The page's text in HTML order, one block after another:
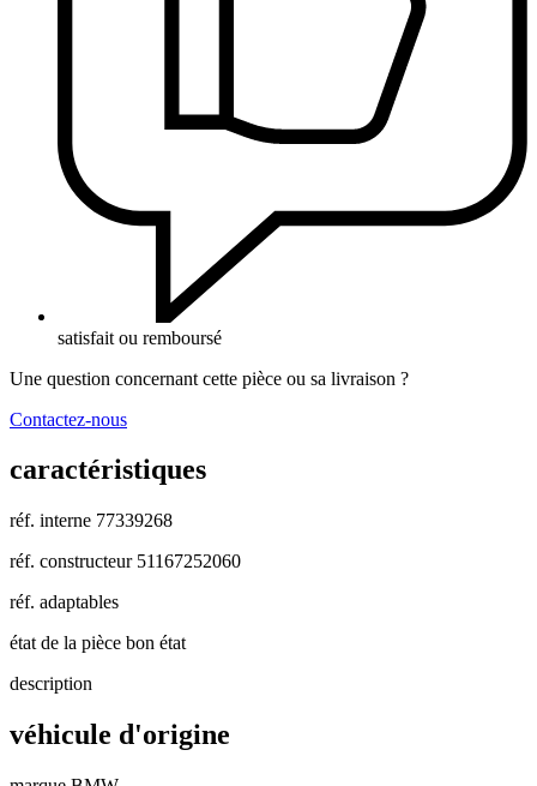
satisfait ou remboursé
Une question concernant cette pièce ou sa livraison ?
Contactez-nous
caractéristiques
réf. interne 77339268
réf. constructeur 51167252060
réf. adaptables
état de la pièce bon état
description
véhicule d'origine